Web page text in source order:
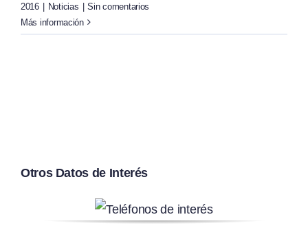
2016
Noticias
Sin comentarios
Más información
Otros Datos de Interés